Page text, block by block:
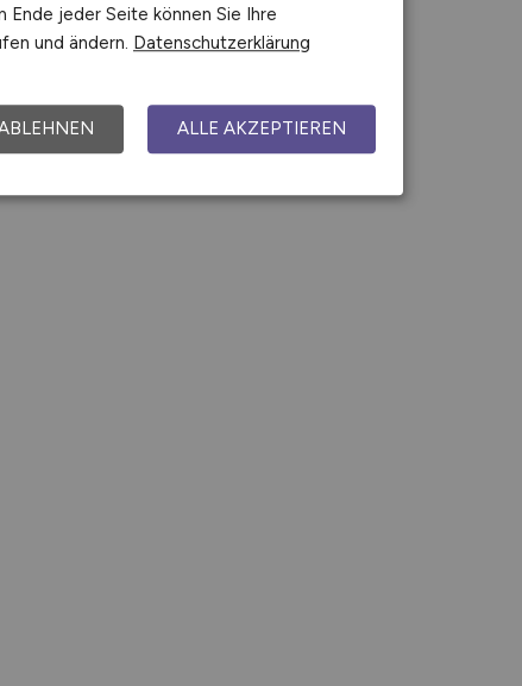
Ende jeder Seite können Sie Ihre
und ändern. Datenschutzerklärung
ALLE AKZEPTIEREN